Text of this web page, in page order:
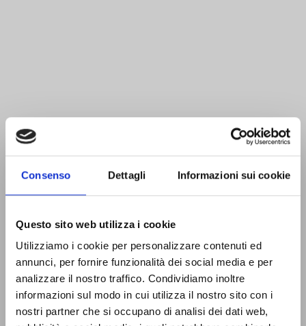
Consenso Dettagli Informazioni sui cookie
Questo sito web utilizza i cookie
Utilizziamo i cookie per personalizzare contenuti ed
annunci, per fornire funzionalità dei social media e per
analizzare il nostro traffico. Condividiamo inoltre
informazioni sul modo in cui utilizza il nostro sito con i
nostri partner che si occupano di analisi dei dati web,